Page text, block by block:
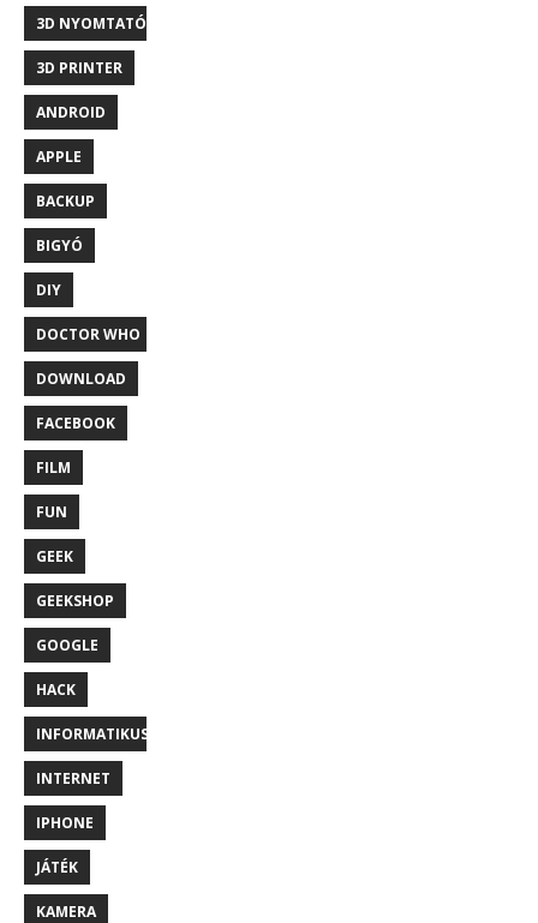
3D NYOMTATÓ
3D PRINTER
ANDROID
APPLE
BACKUP
BIGYÓ
DIY
DOCTOR WHO
DOWNLOAD
FACEBOOK
FILM
FUN
GEEK
GEEKSHOP
GOOGLE
HACK
INFORMATIKUS
INTERNET
IPHONE
JÁTÉK
KAMERA